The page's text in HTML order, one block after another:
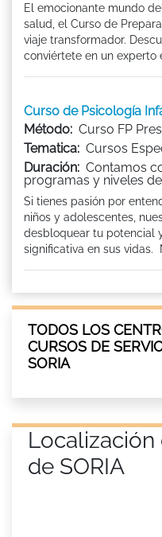
El emocionante mundo
salud, el Curso de
viaje transformador.
conviértete en un experto
Curso de Psicología
Método: Curso FP
Tematica: Cursos
Duración: Contamos
programas y niveles
Si tienes pasión por
niños y adolescentes,
desbloquear tu potencial
significativa en sus vidas.
TODOS LOS
CURSOS DE
SORIA
Localización
de SORIA